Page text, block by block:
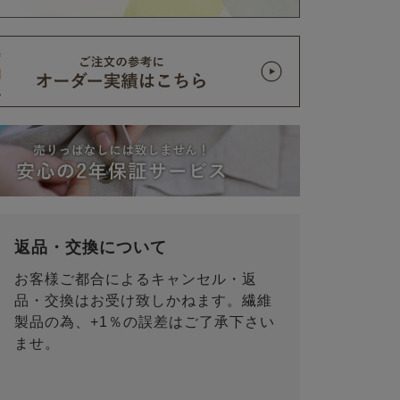
返品・交換について
お客様ご都合によるキャンセル・返
品・交換はお受け致しかねます。繊維
製品の為、+1％の誤差はご了承下さい
ませ。